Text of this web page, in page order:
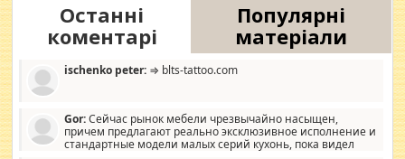
Останні
коментарі
Популярні
матеріали
ischenko peter: ⇒ blts-tattoo.com
Gor:Сейчас рынок мебели чрезвычайно насыщен,
причем предлагают реально эксклюзивное исполнение и
стандартные модели малых серий кухонь, пока видел